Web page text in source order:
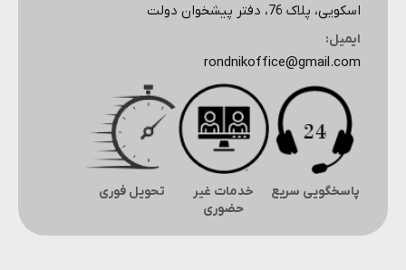
اسکویی، پلاک 76، دفتر پیشخوان دولت
ایمیل:
rondnikoffice@gmail.com
پاسخگویی سریع
خدمات غیر
حضوری
تحویل فوری